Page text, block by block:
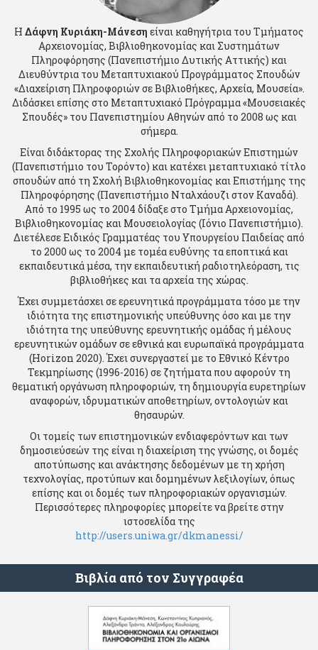
Η Δάφνη Κυριάκη-Μάνεση είναι καθηγήτρια του Τμήματος
Αρχειονομίας, Βιβλιοθηκονομίας και Συστημάτων
Πληροφόρησης (Πανεπιστήμιο Δυτικής Αττικής) και
Διευθύντρια του Μεταπτυχιακού Προγράμματος Σπουδών
«Διαχείριση Πληροφοριών σε Βιβλιοθήκες, Αρχεία, Μουσεία».
Διδάσκει επίσης στο Μεταπτυχιακό Πρόγραμμα «Μουσειακές
Σπουδές» του Πανεπιστημίου Αθηνών από το 2008 ως και
σήμερα.
Είναι διδάκτορας της Σχολής Πληροφοριακών Επιστημών
(Πανεπιστήμιο του Τορόντο) και κατέχει μεταπτυχιακό τίτλο
σπουδών από τη Σχολή Βιβλιοθηκονομίας και Επιστήμης της
Πληροφόρησης (Πανεπιστήμιο Νταλχάουζι στον Καναδά).
Από το 1995 ως το 2004 δίδαξε στο Τμήμα Αρχειονομίας,
Βιβλιοθηκονομίας και Μουσειολογίας (Ιόνιο Πανεπιστήμιο).
Διετέλεσε Ειδικός Γραμματέας του Υπουργείου Παιδείας από
το 2000 ως το 2004 με τομέα ευθύνης τα εποπτικά και
εκπαιδευτικά μέσα, την εκπαιδευτική ραδιοτηλεόραση, τις
βιβλιοθήκες και τα αρχεία της χώρας.
Έχει συμμετάσχει σε ερευνητικά προγράμματα τόσο με την
ιδιότητα της επιστημονικής υπεύθυνης όσο και με την
ιδιότητα της υπεύθυνης ερευνητικής ομάδας ή μέλους
ερευνητικών ομάδων σε εθνικά και ευρωπαϊκά προγράμματα
(Horizon 2020). Έχει συνεργαστεί με το Εθνικό Κέντρο
Τεκμηρίωσης (1996-2016) σε ζητήματα που αφορούν τη
θεματική οργάνωση πληροφοριών, τη δημιουργία ευρετηρίων
αναφορών, ιδρυματικών αποθετηρίων, οντολογιών και
θησαυρών.
Οι τομείς των επιστημονικών ενδιαφερόντων και των
δημοσιεύσεών της είναι η διαχείριση της γνώσης, οι δομές
αποτύπωσης και ανάκτησης δεδομένων με τη χρήση
τεχνολογίας, προτύπων και δομημένων λεξιλογίων, όπως
επίσης και οι δομές των πληροφοριακών οργανισμών.
Περισσότερες πληροφορίες μπορείτε να βρείτε στην
ιστοσελίδα της
http://users.uniwa.gr/dkmanessi/
Βιβλία από τον Συγγραφέα